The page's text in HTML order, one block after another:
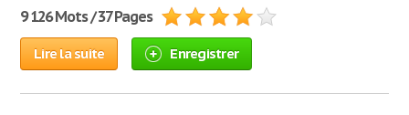
9 126 Mots / 37 Pages
Lire la suite Enregistrer